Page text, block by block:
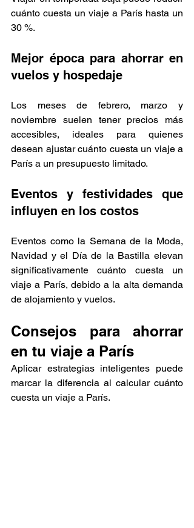
cuánto cuesta un viaje a París hasta un
30 %.
Mejor época para ahorrar en
vuelos y hospedaje
Los meses de febrero, marzo y
noviembre suelen tener precios más
accesibles, ideales para quienes
desean ajustar cuánto cuesta un viaje a
París a un presupuesto limitado.
Eventos y festividades que
influyen en los costos
Eventos como la Semana de la Moda,
Navidad y el Día de la Bastilla elevan
significativamente cuánto cuesta un
viaje a París, debido a la alta demanda
de alojamiento y vuelos.
Consejos para ahorrar
en tu viaje a París
Aplicar estrategias inteligentes puede
marcar la diferencia al calcular cuánto
cuesta un viaje a París.